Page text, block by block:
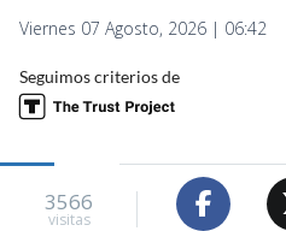
Viernes 07 Agosto, 2026 | 06:42
Seguimos criterios de
3566
visitas